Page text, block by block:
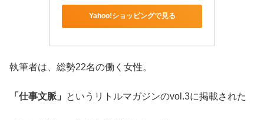
Yahoo!ショッピングで見る
執筆者は、総勢22名の働く女性。
「仕事文脈」 というリトルマガジンのvol.3に掲載された